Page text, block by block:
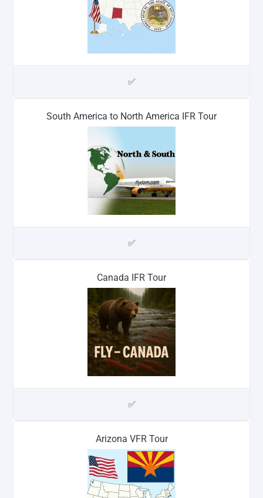
✅
South America to North America IFR Tour
✅
Canada IFR Tour
✅
Arizona VFR Tour